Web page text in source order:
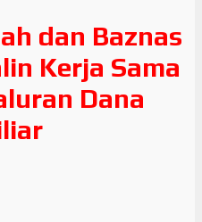
dan Baznas
Kerja Sama
Dana